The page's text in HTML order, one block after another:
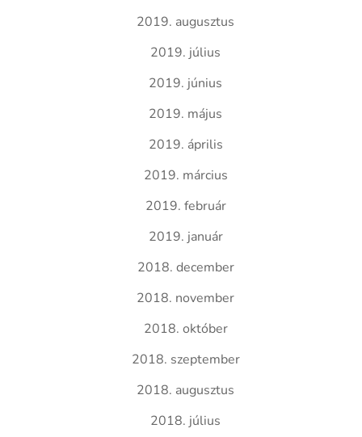
2019. augusztus
2019. július
2019. június
2019. május
2019. április
2019. március
2019. február
2019. január
2018. december
2018. november
2018. október
2018. szeptember
2018. augusztus
2018. július